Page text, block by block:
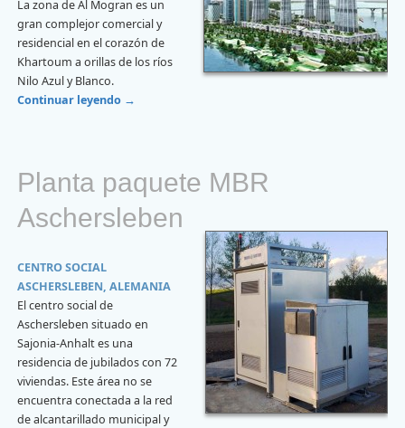
La zona de Al Mogran es un
gran complejor comercial y
residencial en el corazón de
Khartoum a orillas de los ríos
Nilo Azul y Blanco.
Continuar leyendo →
Planta paquete MBR
Aschersleben
CENTRO SOCIAL
ASCHERSLEBEN, ALEMANIA
El centro social de
Aschersleben situado en
Sajonia-Anhalt es una
residencia de jubilados con 72
viviendas. Este área no se
encuentra conectada a la red
de alcantarillado municipal y